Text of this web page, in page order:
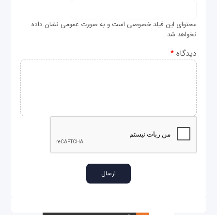
محتوای این فیلد خصوصی است و به صورت عمومی نشان داده
نخواهد شد.
دیدگاه*